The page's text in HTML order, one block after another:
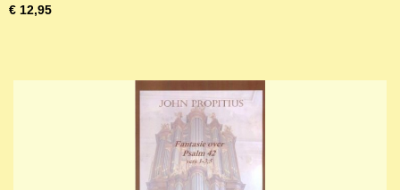
€ 12,95